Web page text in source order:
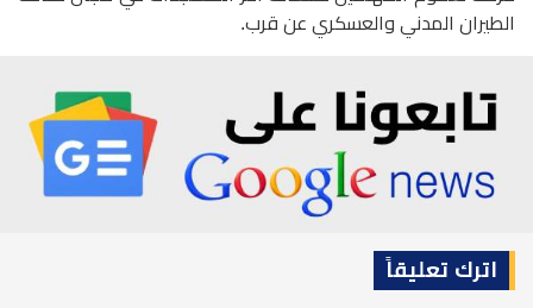
الطيران المدني والعسكري عن قرب.
اترك تعليقاً